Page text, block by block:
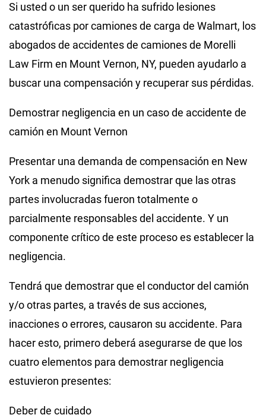
Si usted o un ser querido ha sufrido lesiones
catastróficas por camiones de carga de Walmart, los
abogados de accidentes de camiones de Morelli
Law Firm en Mount Vernon, NY, pueden ayudarlo a
buscar una compensación y recuperar sus pérdidas.
Demostrar negligencia en un caso de accidente de
camión en Mount Vernon
Presentar una demanda de compensación en New
York a menudo significa demostrar que las otras
partes involucradas fueron totalmente o
parcialmente responsables del accidente. Y un
componente crítico de este proceso es establecer la
negligencia.
Tendrá que demostrar que el conductor del camión
y/o otras partes, a través de sus acciones,
inacciones o errores, causaron su accidente. Para
hacer esto, primero deberá asegurarse de que los
cuatro elementos para demostrar negligencia
estuvieron presentes:
Deber de cuidado